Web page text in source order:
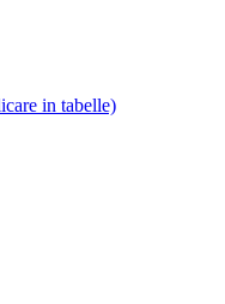
in tabelle)